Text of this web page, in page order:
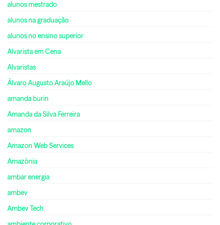
alunos mestrado
alunos na graduação
alunos no ensino superior
Alvarista em Cena
Alvaristas
Álvaro Augusto Araújo Mello
amanda burin
Amanda da Silva Ferreira
amazon
Amazon Web Services
Amazônia
ambar energia
ambev
Ambev Tech